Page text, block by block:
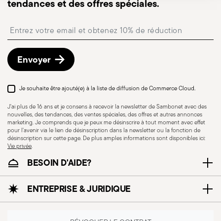
Résistance au lave-
Point relais: en Italie, la livraison en point relais est
paiement.
Retours gratuits sous 30 jours
date d’expédition/facturation en suivant la
procédure indiquée sur la page
tendances et des offres spéciales.
Envoyer
Je souhaite être ajouté(e) à la liste de diffusion de Commerce Cloud.
J'ai plus de 16 ans et je consens à recevoir la newsletter de Sambonet avec des
nouvelles, des tendances, des ventes spéciales, des offres et autres annonces
marketing. Je comprends que je peux me désinscrire à tout moment avec effet
pour l'avenir via le lien de désinscription dans la newsletter ou la fonction de
désinscription sur cette page. De plus amples informations sont disponibles ici:
Vie privée.
BESOIN D'AIDE?
ENTREPRISE & JURIDIQUE